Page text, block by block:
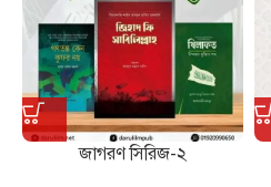
জাগরণ সিরিজ-২